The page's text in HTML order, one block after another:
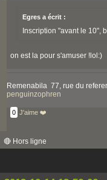
Egres a écrit :
Inscription "avant le 10",
on est la pour s'amuser !lol:)
Remenabila 77, rue du
penguinzophren
0 J'aime ❤️
🔴 Hors ligne